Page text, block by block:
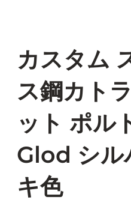
カスタム
ス鋼カト
ット ポル
Glod シル
キ色